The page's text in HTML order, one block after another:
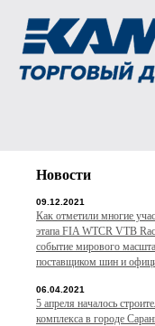
Новости
09.12.2021
Как отметили многие
этапа FIA WTCR VTB
событие мирового
поставщиком шин и
06.04.2021
5 апреля началось
комплекса в городе